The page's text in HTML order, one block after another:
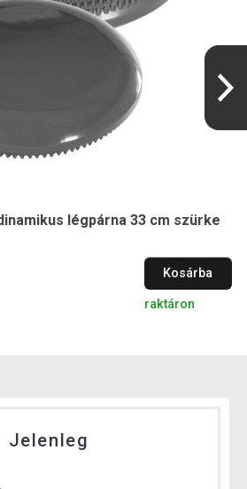
légpárna 33 cm szürke
Kosárba
raktáron
Jelenleg